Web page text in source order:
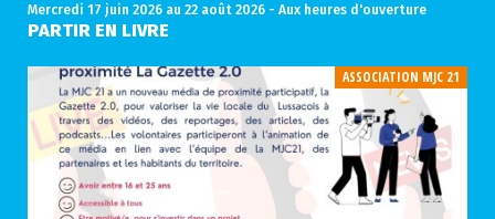
Mercredi 17 juin 2026au 22 août 2026 - Aux heures d'ouverture
PARTIR EN LIVRE
ASSOCIATION MJC 21